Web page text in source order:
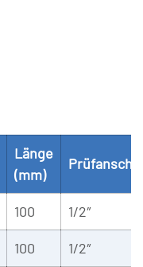
Länge
(mm)
100 1/2″
100 1/2″